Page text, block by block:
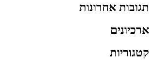
תגובות אחרונות
ארכיונים
קטגוריות